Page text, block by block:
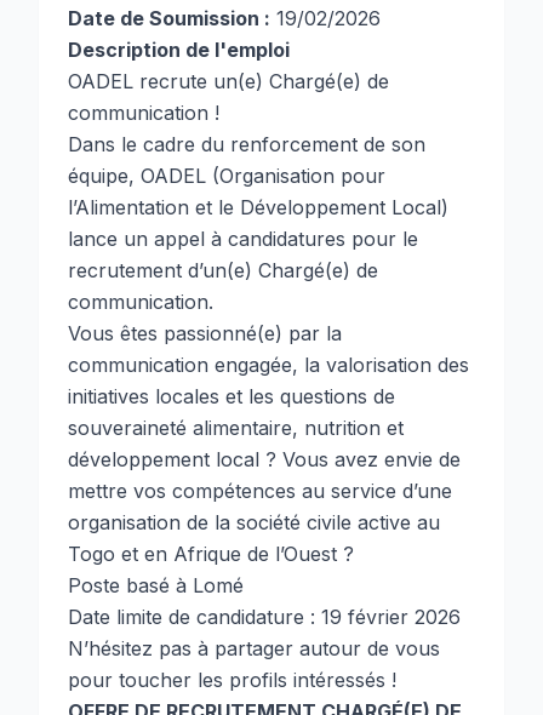
Date de Soumission : 19/02/2026
Description de l'emploi
OADEL recrute un(e) Chargé(e) de
communication !
Dans le cadre du renforcement de son
équipe, OADEL (Organisation pour
l’Alimentation et le Développement Local)
lance un appel à candidatures pour le
recrutement d’un(e) Chargé(e) de
communication.
Vous êtes passionné(e) par la
communication engagée, la valorisation des
initiatives locales et les questions de
souveraineté alimentaire, nutrition et
développement local ? Vous avez envie de
mettre vos compétences au service d’une
organisation de la société civile active au
Togo et en Afrique de l’Ouest ?
Poste basé à Lomé
Date limite de candidature : 19 février 2026
N’hésitez pas à partager autour de vous
pour toucher les profils intéressés !